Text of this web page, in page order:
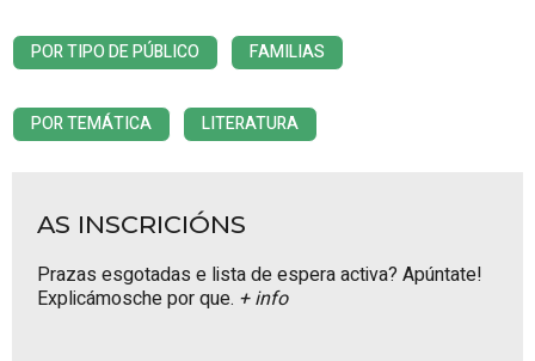
POR TIPO DE PÚBLICO FAMILIAS
POR TEMÁTICA LITERATURA
AS INSCRICIÓNS
Prazas esgotadas e lista de espera activa? Apúntate!
Explicámosche por que. + info